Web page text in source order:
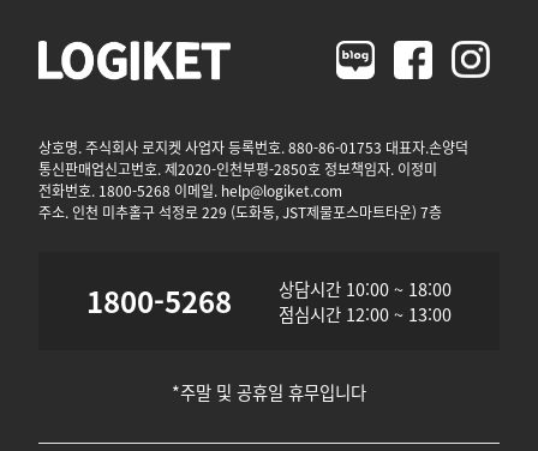
상호명. 주식회사 로지켓 사업자 등록번호. 880-86-01753 대표자.손양덕
통신판매업신고번호. 제2020-인천부평-2850호 정보책임자. 이정미
전화번호. 1800-5268 이메일. help@logiket.com
주소. 인천 미추홀구 석정로 229 (도화동, JST제물포스마트타운) 7층
1800-5268
상담시간 10:00 ~ 18:00
점심시간 12:00 ~ 13:00
*주말 및 공휴일 휴무입니다